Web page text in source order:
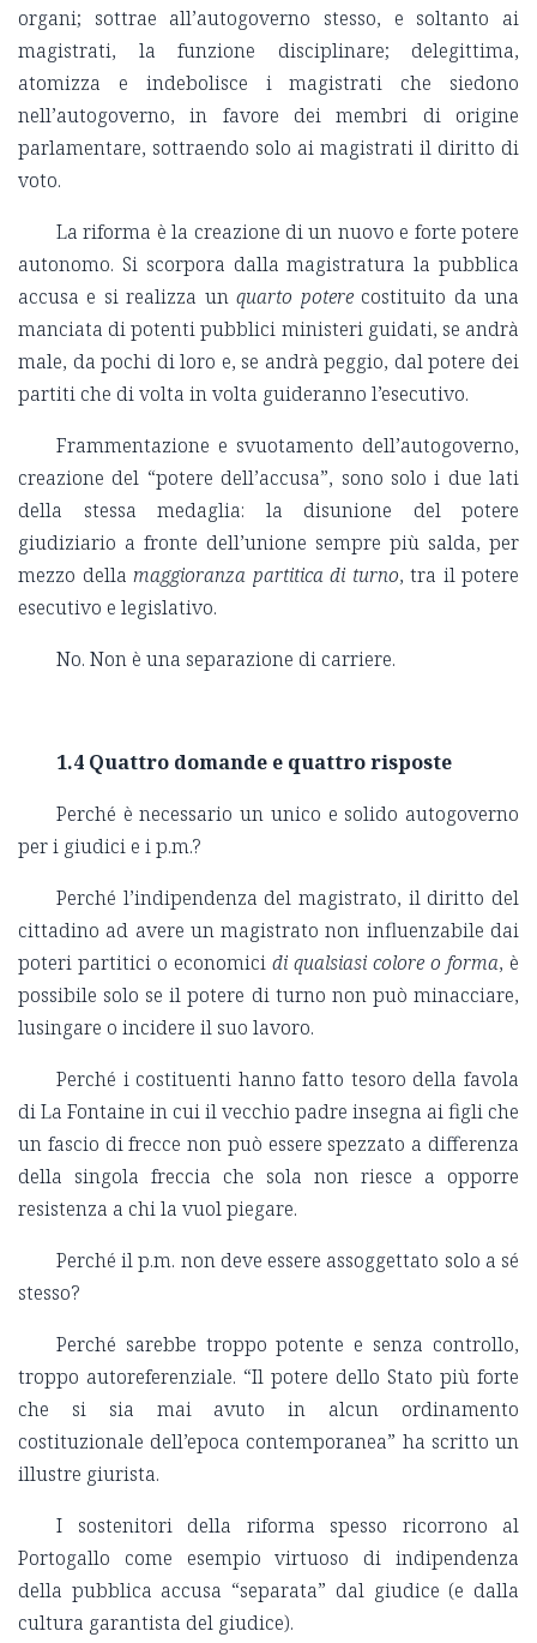
organi; sottrae all’autogoverno stesso, e soltanto ai
magistrati, la funzione disciplinare; delegittima,
atomizza e indebolisce i magistrati che siedono
nell’autogoverno, in favore dei membri di origine
parlamentare, sottraendo solo ai magistrati il diritto di
voto.
La riforma è la creazione di un nuovo e forte potere
autonomo. Si scorpora dalla magistratura la pubblica
accusa e si realizza unquarto potere costituito da una
manciata di potenti pubblici ministeri guidati, se andrà
male, da pochi di loro e, se andrà peggio, dal potere dei
partiti che di volta in volta guideranno l’esecutivo.
Frammentazione e svuotamento dell’autogoverno,
creazione del “potere dell’accusa”, sono solo i due lati
della stessa medaglia: la disunione del potere
giudiziario a fronte dell’unione sempre più salda, per
mezzo della maggioranza partitica di turno, tra il potere
esecutivo e legislativo.
No. Non è una separazione di carriere.
1.4 Quattro domande e quattro risposte
Perché è necessario un unico e solido autogoverno
per i giudici e i p.m.?
Perché l’indipendenza del magistrato, il diritto del
cittadino ad avere un magistrato non influenzabile dai
poteri partitici o economici di qualsiasi colore o forma, è
possibile solo se il potere di turno non può minacciare,
lusingare o incidere il suo lavoro.
Perché i costituenti hanno fatto tesoro della favola
di La Fontaine in cui il vecchio padre insegna ai figli che
un fascio di frecce non può essere spezzato a differenza
della singola freccia che sola non riesce a opporre
resistenza a chi la vuol piegare.
Perché il p.m. non deve essere assoggettato solo a sé
stesso?
Perché sarebbe troppo potente e senza controllo,
troppo autoreferenziale. “Il potere dello Stato più forte
che si sia mai avuto in alcun ordinamento
costituzionale dell’epoca contemporanea” ha scritto un
illustre giurista.
I sostenitori della riforma spesso ricorrono al
Portogallo come esempio virtuoso di indipendenza
della pubblica accusa “separata” dal giudice (e dalla
cultura garantista del giudice).